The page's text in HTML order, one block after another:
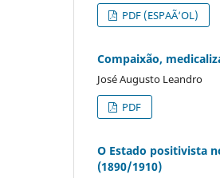
PDF (ESPAÃ‘OL)
Compaixão,
José Augusto Leandro
PDF
O Estado positivista
(1890/1910)